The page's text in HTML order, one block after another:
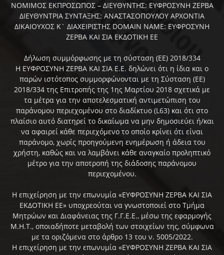
ΝΟΜΙΜΟΣ ΕΚΠΡΟΣΩΠΟΣ – ΔΙΕΥΘΥΝΤΗΣ: ΕΥΦΡΟΣΥΝΗ ΖΕΡΒΑ
ΔΙΕΥΘΥΝΤΡΙΑ ΣΥΝΤΑΞΗΣ: ΑΝΑΣΤΑΣΟΠΟΥΛΟΥ ΑΡΧΟΝΤΙΑ
ΔΙΚΑΙΟΥΧΟΣ Κ` ΔΙΑΧΕΙΡΙΣΤΗΣ DOMAIN NAME: ΕΥΦΡΟΣΥΝΗ
ΖΕΡΒΑ ΚΑΙ ΣΙΑ ΕΚΔΟΤΙΚΗ ΕΕ
Δήλωση συμμόρφωσης με τη σύσταση (ΕΕ) 2018/334
Η ΕΥΦΡΟΣΥΝΗ ΖΕΡΒΑ ΚΑΙ ΣΙΑ Ε.Ε. δηλώνει ότι η ίδια και ο
παρών ιστότοπος συμμορφώνονται με τη Σύσταση (ΕΕ)
2018/334 της Επιτροπής της 1ης Μαρτίου 2018 σχετικά με
τα μέτρα για την αποτελεσματική αντιμετώπιση του
παράνομου περιεχομένου στο διαδίκτυο (L63) και ότι στο
πλαίσιο αυτό διατηρεί το δικαίωμα να μην δημοσιεύει ή/και
να αφαιρεί κάθε περιεχόμενο το οποίο κρίνει ότι είναι
παράνομο, χωρίς προηγούμενη ενημέρωση ή άδεια του
χρήστη, καθώς και να λαμβάνει κάθε αναγκαίο προληπτικό
μέτρο για την αποτροπή της διάδοσης παράνομου
περιεχομένου.
Η επιχείρηση με την επωνυμία «ΕΥΦΡΟΣΥΝΗ ΖΕΡΒΑ ΚΑΙ ΣΙΑ
ΕΚΔΟΤΙΚΗ ΕΕ» υποχρεούται να γνωστοποιεί στο Τμήμα
Μητρώων και Διαφάνειας της Γ.Γ.Ε.Ε., μέσω της εφαρμογής
Μ.Η.Τ., οποιαδήποτε μεταβολή των στοιχείων της, σύμφωνα
με τα οριζόμενα στο άρθρο 13 του ν. 5005/2022.
Η επιχείρηση με την επωνυμία «ΕΥΦΡΟΣΥΝΗ ΖΕΡΒΑ ΚΑΙ ΣΙΑ